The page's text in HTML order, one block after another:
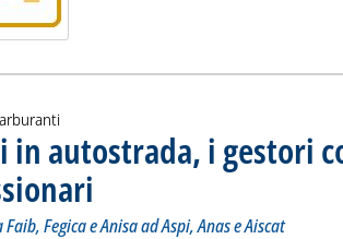
in autostrada, i gestori
. Sottotitolo: La lettera inviata da Faib, Fegica
. Pubblicata lunedì 09 dicembre 2024 alle
Fegica e Anisa ad Aspi, Anas e Aiscat